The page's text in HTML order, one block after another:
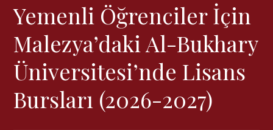
Yemenli Öğrenciler İçin
Malezya’daki Al-Bukhary
Üniversitesi’nde Lisans
Bursları (2026-2027)